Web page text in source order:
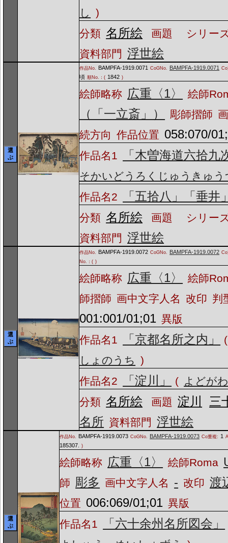
し
)
分類 名所絵 画題
シリー
資料部門 浮世絵
選
ぶ
作品No. BAMPFA-1919.0071 CoGNo. BAMPFA-1919.0071
頃 順No.：( 1842 )
絵師略称 広重〈1〉 絵師
（「一立斎」） 彫師摺師
続方向 作品位置 058:070/
作品名1 「木曽海道六拾九
そかいどうろくじゅうきゅう
作品名2
「五拾八」「垂井
分類 名所絵 画題
シリー
資料部門 浮世絵
選
ぶ
作品No. BAMPFA-1919.0072 CoGNo. BAMPFA-1919.0072
No.：( )
絵師略称 広重〈1〉
絵師
師摺師 画中文字人名 改印 判
001:001/01;01 異版
作品名1
「京都名所之内」
(
しょのうち )
作品名2
「淀川」 ( よどが
分類 名所絵 画題 淀川
三
名所 資料部門 浮世絵
選
ぶ
作品No. BAMPFA-1919.0073 CoGNo. BAMPFA-1919.0073 Co重複: 1
185307. )
絵師略称 広重〈1〉 絵師Roma
師 彫多 画中文字人名 - 改印 渡
位置 006:069/01;01 異版
作品名1
「六十余州名所図会」